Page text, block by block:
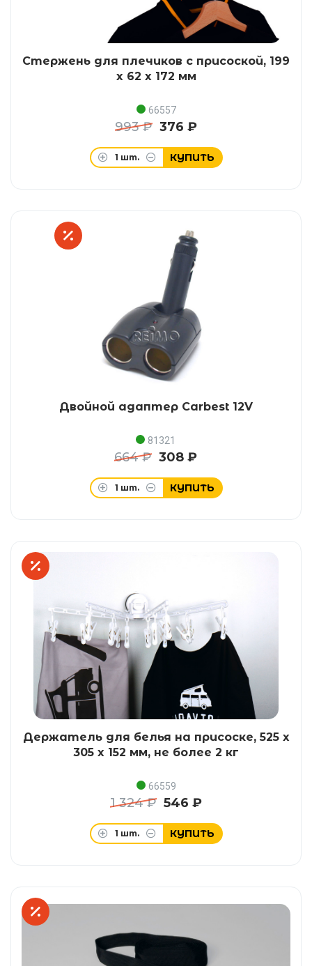
Стержень для плечиков с присоской, 199
x 62 x 172 мм
66557
993 ₽ 376 ₽
1 шт. КУПИТЬ
Двойной адаптер Carbest 12V
81321
664 ₽ 308 ₽
1 шт. КУПИТЬ
Держатель для белья на присоске, 525 x
305 x 152 мм, не более 2 кг
66559
1 324 ₽ 546 ₽
1 шт. КУПИТЬ